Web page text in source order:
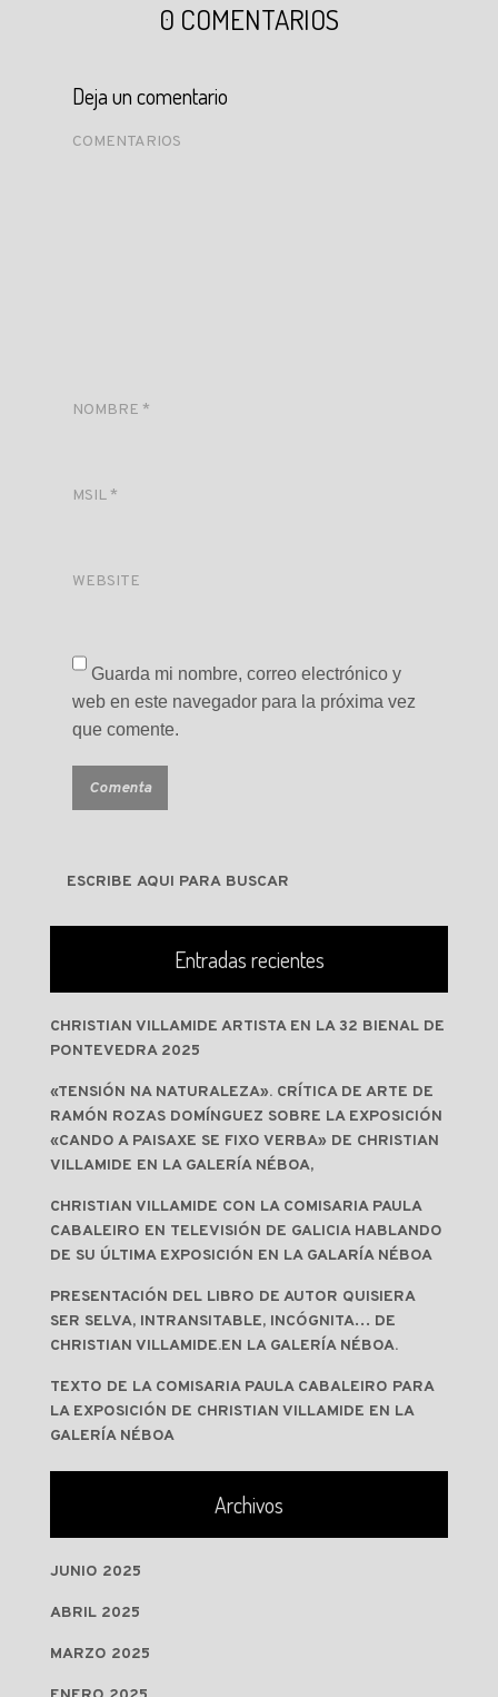
0 COMENTARIOS
Deja un comentario
COMENTARIOS
NOMBRE *
MSIL *
WEBSITE
Guarda mi nombre, correo electrónico y
web en este navegador para la próxima vez
que comente.
Entradas recientes
CHRISTIAN VILLAMIDE ARTISTA EN LA 32 BIENAL DE
PONTEVEDRA 2025
«TENSIÓN NA NATURALEZA». CRÍTICA DE ARTE DE
RAMÓN ROZAS DOMÍNGUEZ SOBRE LA EXPOSICIÓN
«CANDO A PAISAXE SE FIXO VERBA» DE CHRISTIAN
VILLAMIDE EN LA GALERÍA NÉBOA,
CHRISTIAN VILLAMIDE CON LA COMISARIA PAULA
CABALEIRO EN TELEVISIÓN DE GALICIA HABLANDO
DE SU ÚLTIMA EXPOSICIÓN EN LA GALARÍA NÉBOA
PRESENTACIÓN DEL LIBRO DE AUTOR QUISIERA
SER SELVA, INTRANSITABLE, INCÓGNITA… DE
CHRISTIAN VILLAMIDE.EN LA GALERÍA NÉBOA.
TEXTO DE LA COMISARIA PAULA CABALEIRO PARA
LA EXPOSICIÓN DE CHRISTIAN VILLAMIDE EN LA
GALERÍA NÉBOA
Archivos
JUNIO 2025
ABRIL 2025
MARZO 2025